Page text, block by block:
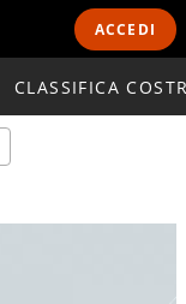
ACCEDI
CLASSIFICA